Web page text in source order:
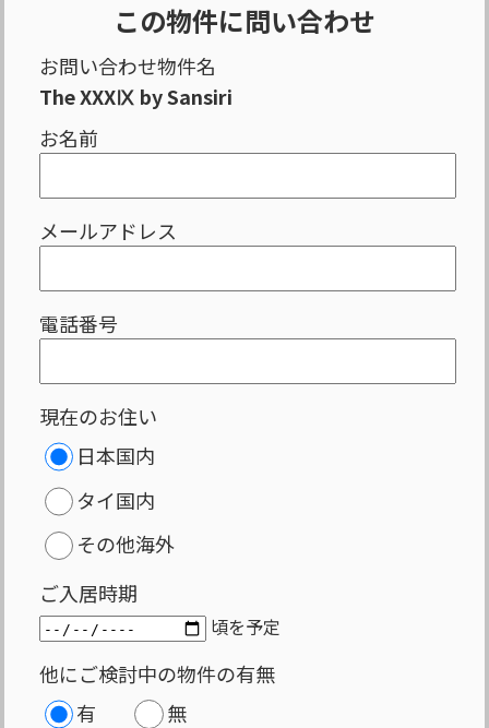
この物件に問い合わせ
お問い合わせ物件名
The XXXⅨ by Sansiri
お名前
メールアドレス
電話番号
現在のお住い
日本国内
タイ国内
その他海外
ご入居時期
頃を予定
他にご検討中の物件の有無
有
無